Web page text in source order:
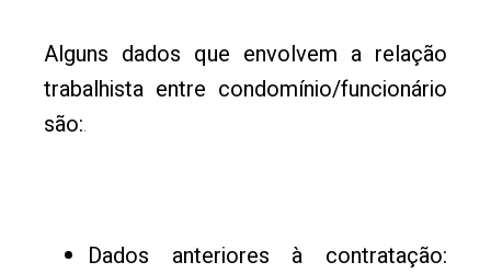
Alguns dados que envolvem a relação
trabalhista entre condomínio/funcionário
são:.
Dados anteriores à contratação: